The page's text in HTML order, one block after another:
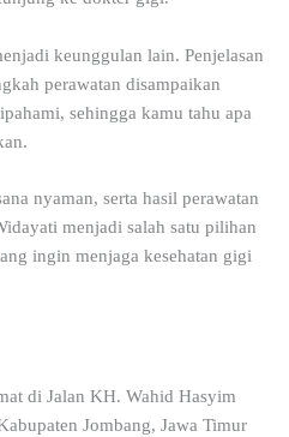
keunggulan lain. Penjelasan
perawatan disampaikan
sehingga kamu tahu apa
nyaman, serta hasil perawatan
menjadi salah satu pilihan
ingin menjaga kesehatan gigi
di Jalan KH. Wahid Hasyim
Jombang, Jawa Timur